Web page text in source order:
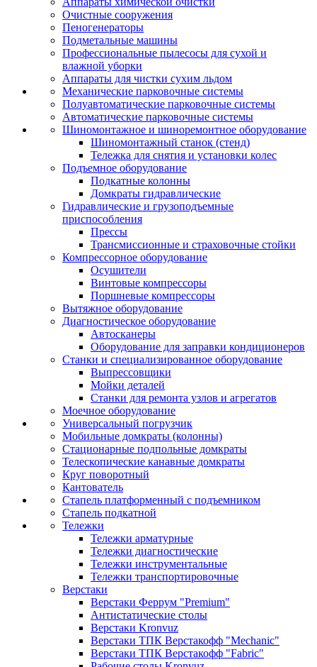
Очистные сооружения
Пеногенераторы
Подметальные машины
Профессиональные пылесосы для сухой и
влажной уборки
Аппараты для чистки сухим льдом
Механические парковочные системы
Полуавтоматические парковочные системы
Автоматические парковочные системы
Шиномонтажное и шиноремонтное оборудование
Шиномонтажный станок (стенд)
Тележка для снятия и установки колес
Подъемное оборудование
Подкатные колонны
Домкраты гидравлические
Гидравлические и грузоподъемные
приспособления
Прессы
Трансмиссионные и страховочные стойки
Компрессорное оборудование
Осушители
Винтовые компрессоры
Поршневые компрессоры
Вытяжное оборудование
Диагностическое оборудование
Автосканеры
Оборудование для заправки кондиционеров
Станки и специализированное оборудование
Выпрессовщики
Мойки деталей
Станки для ремонта узлов и агрегатов
Моечное оборудование
Универсальный погрузчик
Мобильные домкраты (колонны)
Стационарные подпольные домкраты
Телескопические канавные домкраты
Круг поворотный
Кантователь
Стапель платформенный с подъемником
Стапель подкатной
Тележки
Тележки арматурные
Тележки диагностические
Тележки инструментальные
Тележки транспортировочные
Верстаки
Верстаки Феррум "Premium"
Антистатические столы
Верстаки Kronvuz
Верстаки ТПК Верстакофф "Mechanic"
Верстаки ТПК Верстакофф "Fabric"